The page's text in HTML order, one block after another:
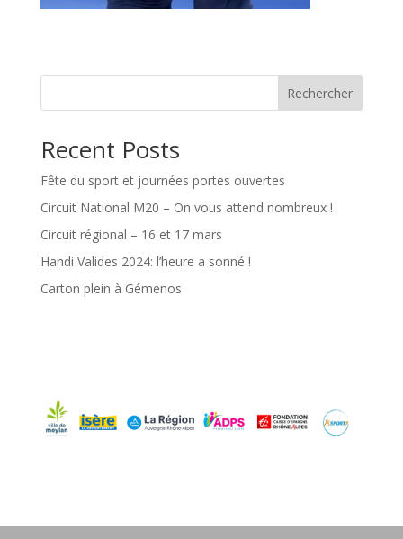
Rechercher
Recent Posts
Fête du sport et journées portes ouvertes
Circuit National M20 – On vous attend nombreux !
Circuit régional – 16 et 17 mars
Handi Valides 2024: l’heure a sonné !
Carton plein à Gémenos